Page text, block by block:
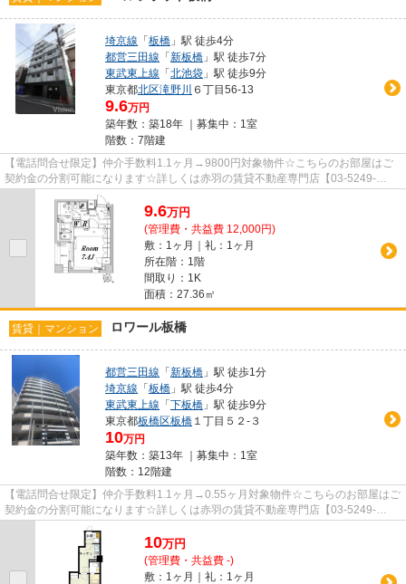
埼京線 「板橋 」駅 徒歩4分
都営三田線 「新板橋 」駅 徒歩7分
東武東上線 「北池袋 」駅 徒歩9分
東京都北区滝野川 ６丁目56-13
9.6万円
築年数：築18年 ｜募集中： 1室
階数：7階建
【電話問合せ限定】仲介手数料1.1ヶ月→9800円対象物件☆こちらのお部屋はご
契約金の分割可能になります☆詳しくは赤羽の賃貸不動産専門店【03-5249-
4177】VISION赤羽店までご連絡下さい！！
9.6万円
(管理費・共益費 12,000円)
敷：1ヶ月｜礼：1ヶ月
所在階：1階
間取り：1K
面積：27.36㎡
賃貸｜マンション ロワール板橋
都営三田線 「新板橋 」駅 徒歩1分
埼京線 「板橋 」駅 徒歩4分
東武東上線 「下板橋 」駅 徒歩9分
東京都板橋区板橋 １丁目５２-３
10万円
築年数：築13年 ｜募集中： 1室
階数：12階建
【電話問合せ限定】仲介手数料1.1ヶ月→0.55ヶ月対象物件☆こちらのお部屋はご
契約金の分割可能になります☆詳しくは赤羽の賃貸不動産専門店【03-5249-
4177】VISION赤羽店までご連絡下さ...
10万円
(管理費・共益費 -)
敷：1ヶ月｜礼：1ヶ月